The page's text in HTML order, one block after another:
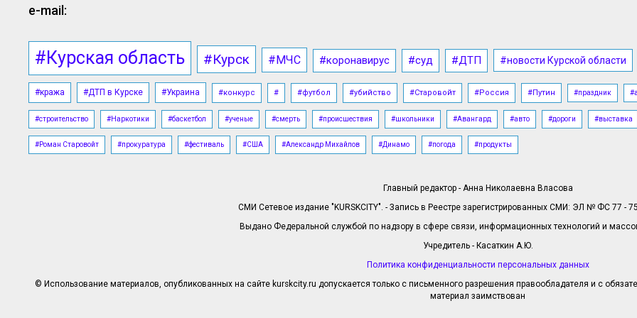
e-mail:
#Курская область #Курск #МЧС #коронавирус #суд #ДТП #новости Курской области
#кража #ДТП в Курске #Украина #конкурс # #футбол #убийство #Старовойт #Россия #Путин #праздник
#строительство #Наркотики #баскетбол #ученые #смерть #происшествия #школьники #Авангард #авто #дороги #выставка
#Роман Старовойт #прокуратура #фестиваль #США #Александр Михайлов #Динамо #погода #продукты
Главный редактор - Анна Николаевна Власова
СМИ Сетевое издание "KURSKCITY". - Запись в Реестре зарегистрированных СМИ: ЭЛ № ФС 77 -
Выдано Федеральной службой по надзору в сфере связи, информационных технологий и
Учредитель - Касаткин А.Ю.
Политика конфиденциальности персональных данных
© Использование материалов, опубликованных на сайте kurskcity.ru допускается только с письменного разрешения правообладателя и с
материал заимствован